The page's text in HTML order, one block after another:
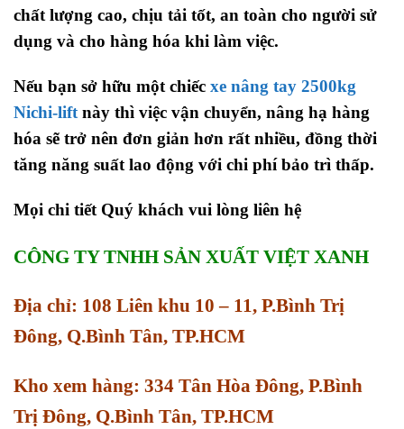
chất lượng cao, chịu tải tốt, an toàn cho người sử
dụng và cho hàng hóa khi làm việc.
Nếu bạn sở hữu một chiếc xe nâng tay 2500kg
Nichi-lift này thì việc vận chuyển, nâng hạ hàng
hóa sẽ trở nên đơn giản hơn rất nhiều, đồng thời
tăng năng suất lao động với chi phí bảo trì thấp.
Mọi chi tiết Quý khách vui lòng liên hệ
CÔNG TY TNHH SẢN XUẤT VIỆT XANH
Địa chỉ: 108 Liên khu 10 – 11, P.Bình Trị
Đông, Q.Bình Tân, TP.HCM
Kho xem hàng: 334 Tân Hòa Đông, P.Bình
Trị Đông, Q.Bình Tân, TP.HCM